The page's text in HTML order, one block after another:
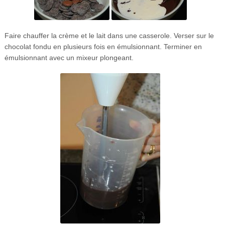
Faire chauffer la crème et le lait dans une casserole. Verser sur le
chocolat fondu en plusieurs fois en émulsionnant. Terminer en
émulsionnant avec un mixeur plongeant.